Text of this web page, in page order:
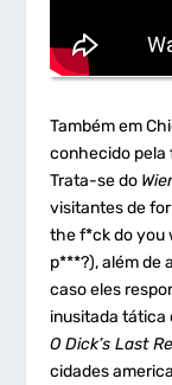
Também em
conhecido pela
Trata-se do
visitantes de
the f*ck do you
p***?), além de
caso eles
inusitada tática
O Dick’s Last
cidades